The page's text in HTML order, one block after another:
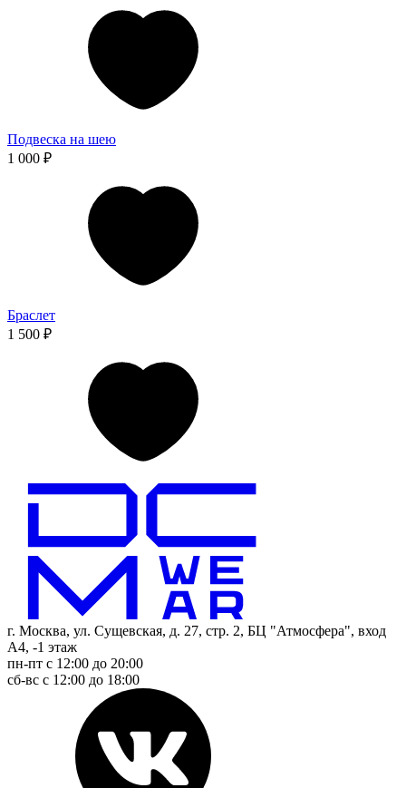
Подвеска на шею
1 000 ₽
Браслет
1 500 ₽
г. Москва, ул. Сущевская, д. 27, стр. 2, БЦ "Атмосфера", вход
А4, -1 этаж
пн-пт с 12:00 до 20:00
сб-вс с 12:00 до 18:00